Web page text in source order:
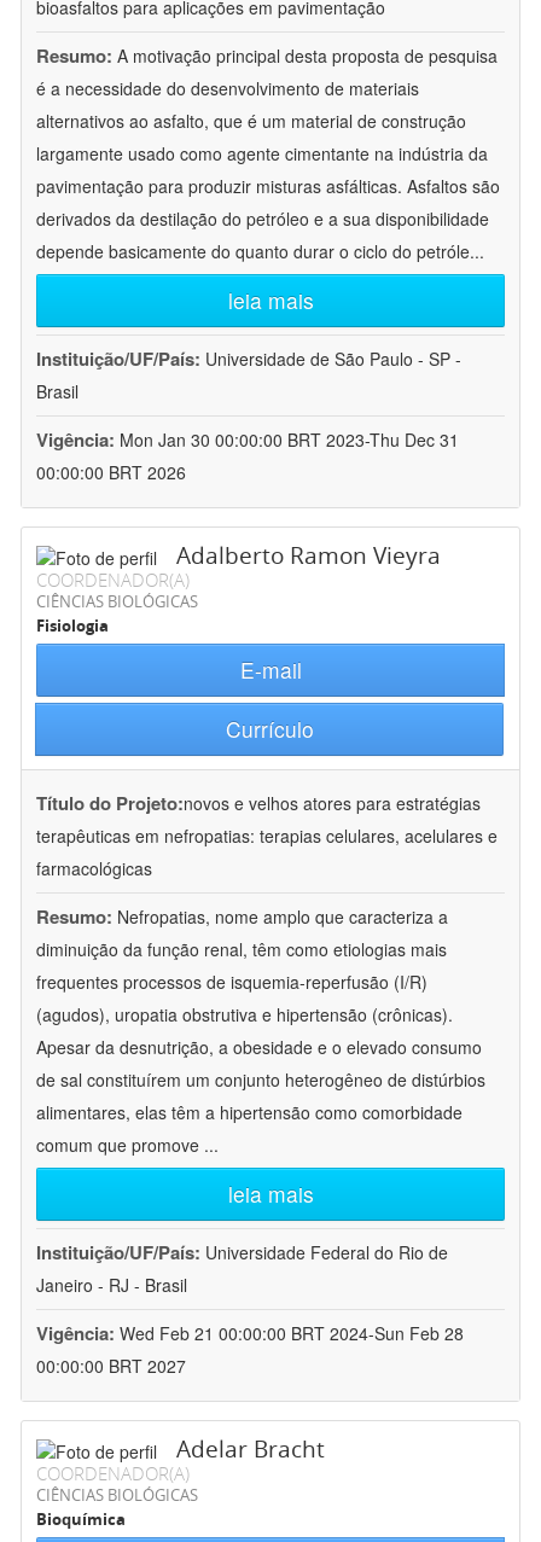
bioasfaltos para aplicações em pavimentação
Resumo: A motivação principal desta proposta de pesquisa
é a necessidade do desenvolvimento de materiais
alternativos ao asfalto, que é um material de construção
largamente usado como agente cimentante na indústria da
pavimentação para produzir misturas asfálticas. Asfaltos são
derivados da destilação do petróleo e a sua disponibilidade
depende basicamente do quanto durar o ciclo do petróle...
leia mais
Instituição/UF/País: Universidade de São Paulo - SP -
Brasil
Vigência: Mon Jan 30 00:00:00 BRT 2023-Thu Dec 31
00:00:00 BRT 2026
Adalberto Ramon Vieyra
COORDENADOR(A)
CIÊNCIAS BIOLÓGICAS
Fisiologia
E-mail
Currículo
Título do Projeto:novos e velhos atores para estratégias
terapêuticas em nefropatias: terapias celulares, acelulares e
farmacológicas
Resumo: Nefropatias, nome amplo que caracteriza a
diminuição da função renal, têm como etiologias mais
frequentes processos de isquemia-reperfusão (I/R)
(agudos), uropatia obstrutiva e hipertensão (crônicas).
Apesar da desnutrição, a obesidade e o elevado consumo
de sal constituírem um conjunto heterogêneo de distúrbios
alimentares, elas têm a hipertensão como comorbidade
comum que promove ...
leia mais
Instituição/UF/País: Universidade Federal do Rio de
Janeiro - RJ - Brasil
Vigência: Wed Feb 21 00:00:00 BRT 2024-Sun Feb 28
00:00:00 BRT 2027
Adelar Bracht
COORDENADOR(A)
CIÊNCIAS BIOLÓGICAS
Bioquímica